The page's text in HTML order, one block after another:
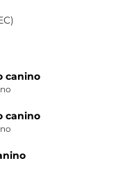
canino
canino